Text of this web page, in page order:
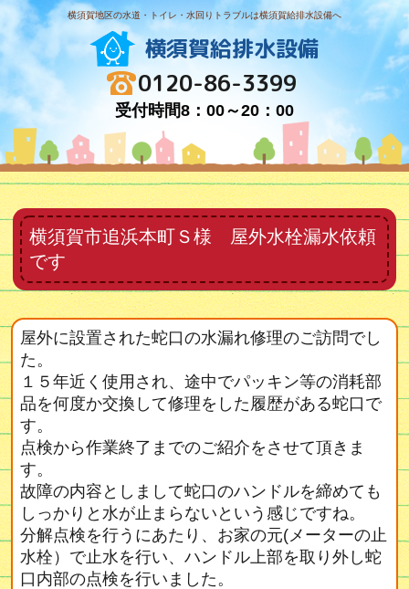
横須賀地区の水道・トイレ・水回りトラブルは横須賀給排水設備へ
横須賀給排水設備
0120-86-3399
受付時間8：00～20：00
横須賀市追浜本町Ｓ様 屋外水栓漏水依頼
です
屋外に設置された蛇口の水漏れ修理のご訪問でし
た。
１５年近く使用され、途中でパッキン等の消耗部
品を何度か交換して修理をした履歴がある蛇口で
す。
点検から作業終了までのご紹介をさせて頂きま
す。
故障の内容としまして蛇口のハンドルを締めても
しっかりと水が止まらないという感じですね。
分解点検を行うにあたり、お家の元(メーターの止
水栓）で止水を行い、ハンドル上部を取り外し蛇
口内部の点検を行いました。